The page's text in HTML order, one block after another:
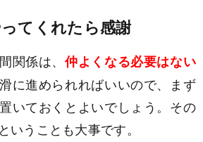
てくれたら感謝
関係は、仲よくなる必要はない
に進められればいいので、まず
いておくとよいでしょう。その
ということも大事です。